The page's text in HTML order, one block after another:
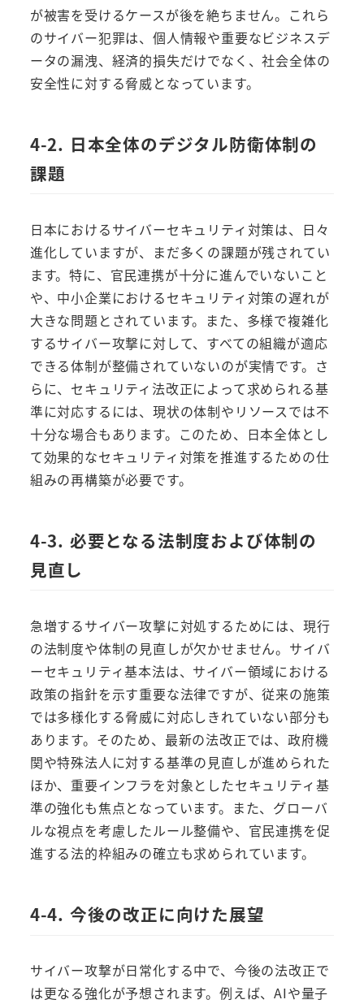
が被害を受けるケースが後を絶ちません。これら
のサイバー犯罪は、個人情報や重要なビジネスデ
ータの漏洩、経済的損失だけでなく、社会全体の
安全性に対する脅威となっています。
4-2. 日本全体のデジタル防衛体制の
課題
日本におけるサイバーセキュリティ対策は、日々
進化していますが、まだ多くの課題が残されてい
ます。特に、官民連携が十分に進んでいないこと
や、中小企業におけるセキュリティ対策の遅れが
大きな問題とされています。また、多様で複雑化
するサイバー攻撃に対して、すべての組織が適応
できる体制が整備されていないのが実情です。さ
らに、セキュリティ法改正によって求められる基
準に対応するには、現状の体制やリソースでは不
十分な場合もあります。このため、日本全体とし
て効果的なセキュリティ対策を推進するための仕
組みの再構築が必要です。
4-3. 必要となる法制度および体制の
見直し
急増するサイバー攻撃に対処するためには、現行
の法制度や体制の見直しが欠かせません。サイバ
ーセキュリティ基本法は、サイバー領域における
政策の指針を示す重要な法律ですが、従来の施策
では多様化する脅威に対応しきれていない部分も
あります。そのため、最新の法改正では、政府機
関や特殊法人に対する基準の見直しが進められた
ほか、重要インフラを対象としたセキュリティ基
準の強化も焦点となっています。また、グローバ
ルな視点を考慮したルール整備や、官民連携を促
進する法的枠組みの確立も求められています。
4-4. 今後の改正に向けた展望
サイバー攻撃が日常化する中で、今後の法改正で
は更なる強化が予想されます。例えば、AIや量子